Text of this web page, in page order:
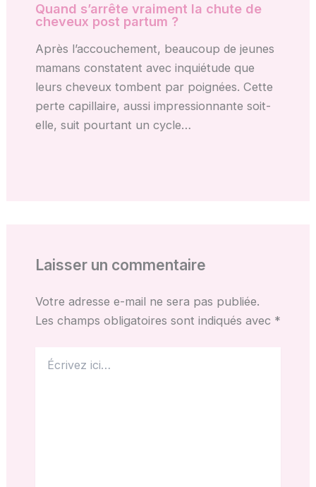
Quand s’arrête vraiment la chute de
cheveux post partum ?
Après l’accouchement, beaucoup de jeunes
mamans constatent avec inquiétude que
leurs cheveux tombent par poignées. Cette
perte capillaire, aussi impressionnante soit-
elle, suit pourtant un cycle…
Laisser un commentaire
Votre adresse e-mail ne sera pas publiée.
Les champs obligatoires sont indiqués avec *
ici…